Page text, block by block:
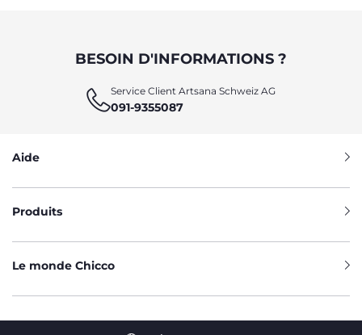
BESOIN D'INFORMATIONS ?
Service Client Artsana Schweiz AG
091-9355087
Aide
Produits
Le monde Chicco